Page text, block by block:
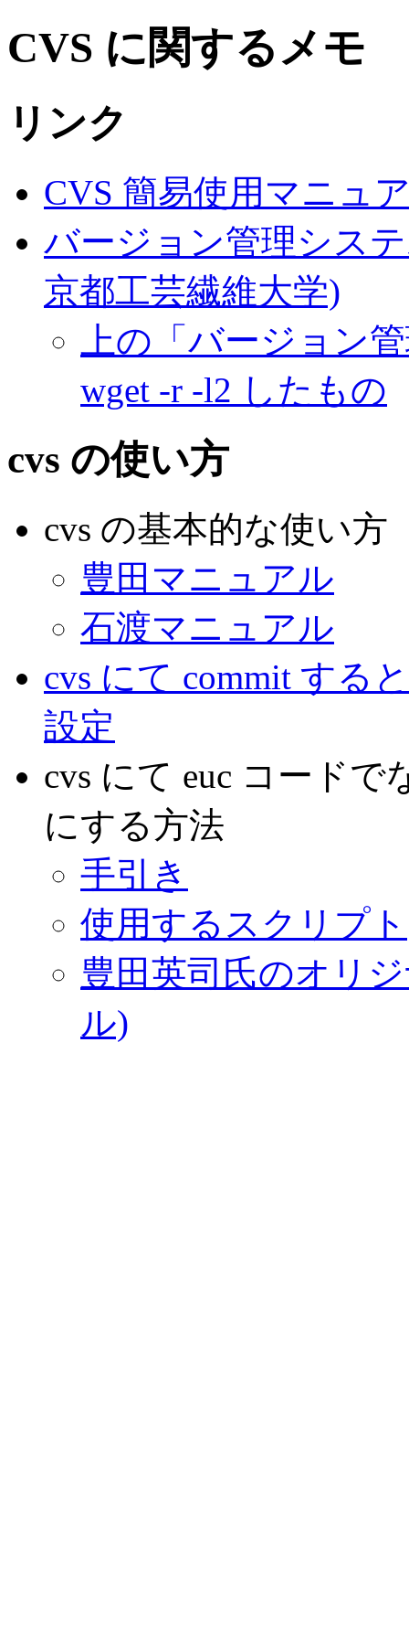
CVS に関するメモ
リンク
CVS 簡易使用マニュ
バージョン管理シス
京都工芸繊維大学)
上の「バージョン
wget -r -l2 したもの
cvs の使い方
cvs の基本的な使い方
豊田マニュアル
石渡マニュアル
cvs にて commit する
設定
cvs にて euc コード
にする方法
手引き
使用するスクリプト
豊田英司氏のオリ
ル)